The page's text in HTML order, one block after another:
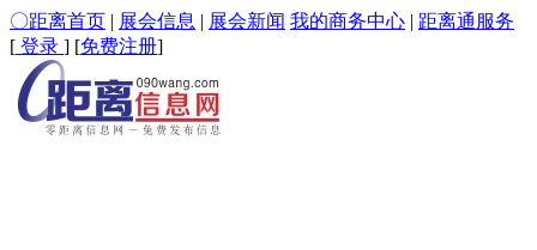
〇距离首页 | 展会信息 | 展会新闻 我的商务中心 | 距离通服务
[ 登录 ] [免费注册]